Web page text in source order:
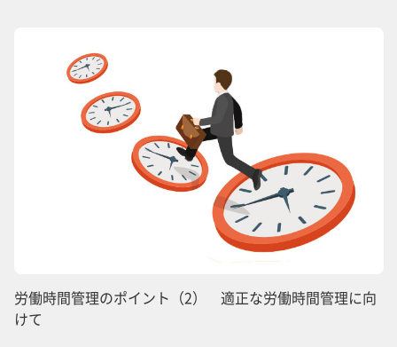
労働時間管理のポイント（2） 適正な労働時間管理に向
けて